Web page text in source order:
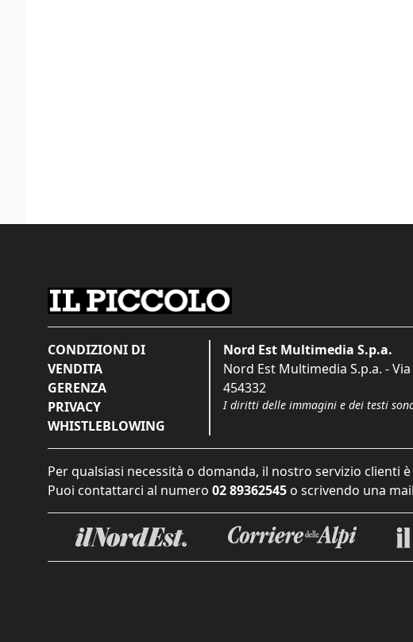
CONDIZIONI DI
VENDITA
GERENZA
PRIVACY
WHISTLEBLOWING
Nord Est Multimedia S.p.a.
Nord Est Multimedia S.p.a. - Via
454332
I diritti delle immagini e dei testi
Per qualsiasi necessità o domanda, il nostro servizio clienti
Puoi contattarci al numero 02 89362545 o scrivendo una